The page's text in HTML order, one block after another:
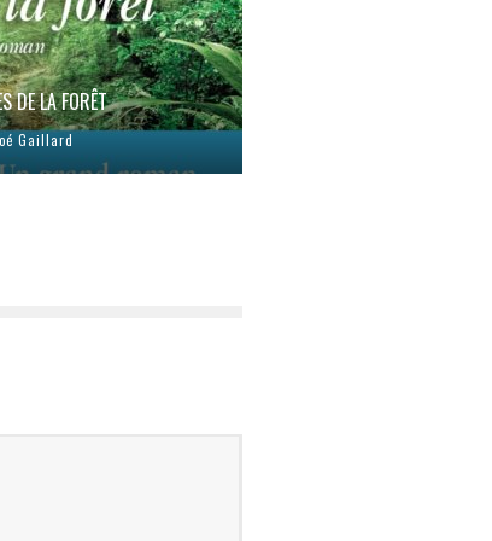
DE LA FORÊT
Gaillard